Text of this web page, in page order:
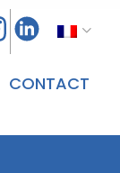
CONTACT